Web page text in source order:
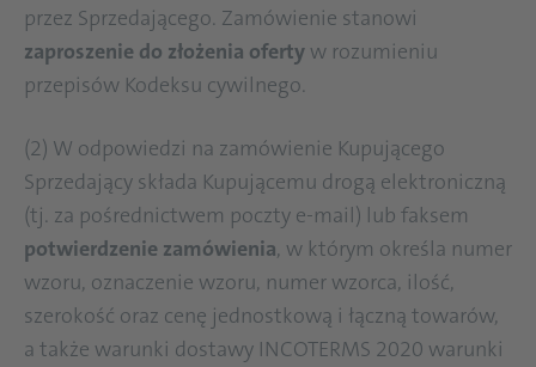
przez Sprzedającego. Zamówienie stanowi
zaproszenie do złożenia oferty w rozumieniu
przepisów Kodeksu cywilnego.
(2) W odpowiedzi na zamówienie Kupującego
Sprzedający składa Kupującemu drogą elektroniczną
(tj. za pośrednictwem poczty e-mail) lub faksem
potwierdzenie zamówienia, w którym określa numer
wzoru, oznaczenie wzoru, numer wzorca, ilość,
szerokość oraz cenę jednostkową i łączną towarów,
a także warunki dostawy INCOTERMS 2020 warunki